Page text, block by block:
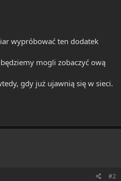
wypróbować ten dodatek
mogli zobaczyć ową
gdy już ujawnią się w sieci.
#2